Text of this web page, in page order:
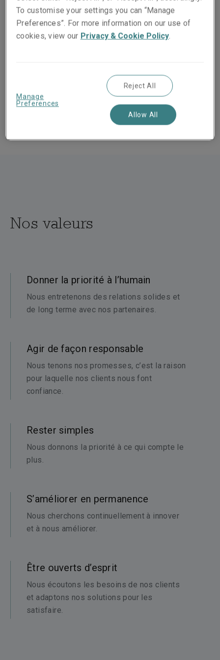
Nous offrons une gamme exceptionnelle de services
d’assurance et de réassurance aux courtiers et aux
assurés sur les principaux marchés. Nos
que nous concevons et les relations que nous
bâtissons résistent à l’épreuve du temps.
Nos valeurs
Donner la priorité à l’humain
Nous entretenons des relations solides et
de long terme avec nos partenaires.
Agir de façon responsable
Nous tenons nos promesses, c’est la raison
pour laquelle nos clients nous font
confiance.
Rester simples
Nous donnons la priorité à ce qui compte le
plus.
S’améliorer en permanence
Nous cherchons continuellement à innover
et à nous améliorer.
Être ouverts d’esprit
Nous écoutons les besoins de nos clients
et adaptons nos solutions pour les
satisfaire.
To customise your settings you can “Manage
Preferences”. For more information on our use of
cookies, view our Privacy & Cookie Policy.
Manage
Preferences
Reject All
Allow All